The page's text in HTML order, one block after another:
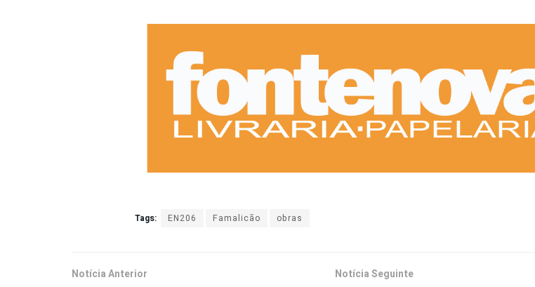
Tags: EN206 Famalicão obras
Notícia Anterior Notícia Seguinte